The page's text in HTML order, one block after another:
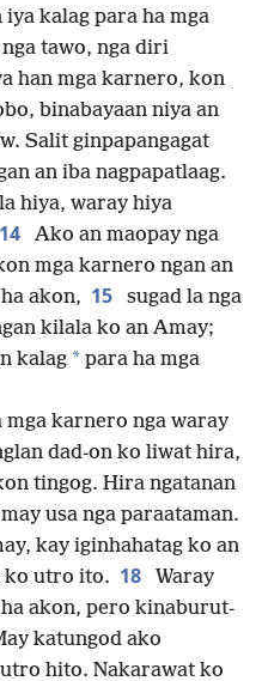
kalag para ha mga
tawo, nga diri
han mga karnero, kon
binabayaan niya an
Salit ginpapangagat
an iba nagpapatlaag.
hiya, waray hiya
14
Ako an maopay nga
mga karnero ngan an
akon, 15
sugad la nga
kilala ko an Amay;
kalag * para ha mga
mga karnero nga waray
dad-on ko liwat hira,
tingog. Hira ngatanan
usa nga paraataman.
kay iginhahatag ko an
ko utro ito. 18
Waray
akon, pero kinaburut-
katungod ako
hito. Nakarawat ko